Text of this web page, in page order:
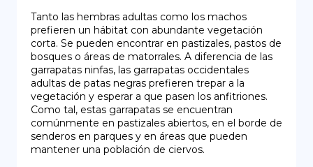
Tanto las hembras adultas como los machos
prefieren un hábitat con abundante vegetación
corta. Se pueden encontrar en pastizales, pastos de
bosques o áreas de matorrales. A diferencia de las
garrapatas ninfas, las garrapatas occidentales
adultas de patas negras prefieren trepar a la
vegetación y esperar a que pasen los anfitriones.
Como tal, estas garrapatas se encuentran
comúnmente en pastizales abiertos, en el borde de
senderos en parques y en áreas que pueden
mantener una población de ciervos.